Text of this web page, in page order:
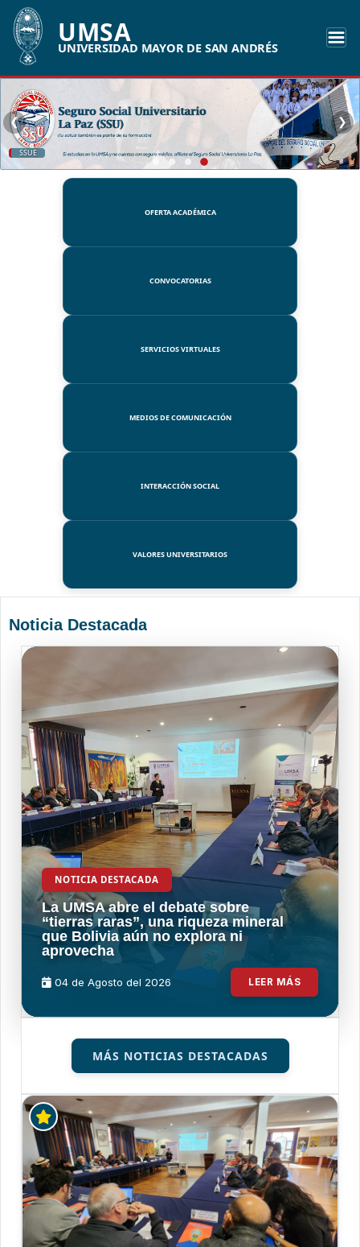
UMSA
UNIVERSIDAD MAYOR DE SAN ANDRÉS
SSUE
❮ ❯
OFERTA ACADÉMICA
CONVOCATORIAS
SERVICIOS VIRTUALES
MEDIOS DE COMUNICACIÓN
INTERACCIÓN SOCIAL
VALORES UNIVERSITARIOS
Noticia Destacada
NOTICIA DESTACADA
La UMSA abre el debate sobre
“tierras raras”, una riqueza mineral
que Bolivia aún no explora ni
aprovecha
04 de Agosto del 2026 LEER MÁS
MÁS NOTICIAS DESTACADAS